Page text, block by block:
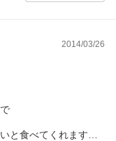
2014/03/26
と食べてくれます。